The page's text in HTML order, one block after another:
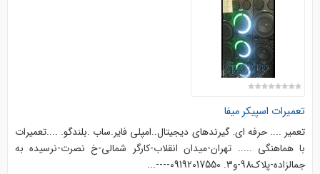
تعمیرات اسپیکر میفا
تعمیر .... حرفه ای. گیرندهای دیجیتال..امپلی فایر.ساب .بلندگو. ....‌‌تعمیرات
با هماهنگی ..... تهران-میدان انقلاب-کارگر شمالی-خ نصرت-نرسیده به
جمالزاده-پلاک98-و3. 09192017550----...